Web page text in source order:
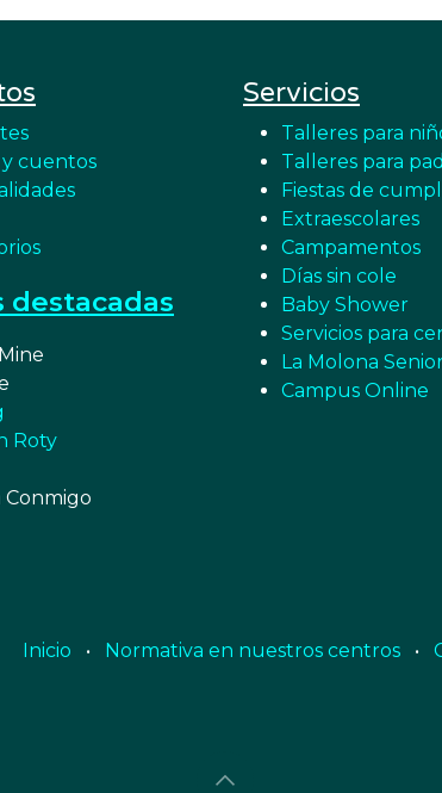
y cuentos
destacadas
Roty
Conmigo
Servicios
Talleres para
Talleres para
Fiestas de
Extraescolares
Campamentos
Días sin cole
Baby Shower
Servicios para
La Molona Senior
Campus Online
Inicio • Normativa en nuestros centros •